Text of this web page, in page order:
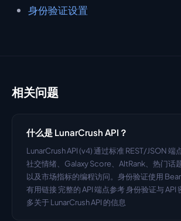
身份验证设置
相关问题
什么是 LunarCrush API？
LunarCrush API (v4) 通过标准 REST/JSON 端
社交情绪、Galaxy Score、AltRank、热门话
以及市场指标的编程访问。身份验证使用
有用链接 完整的 API 端点参考 身份验证与 API
多关于 LunarCrush API 的信息